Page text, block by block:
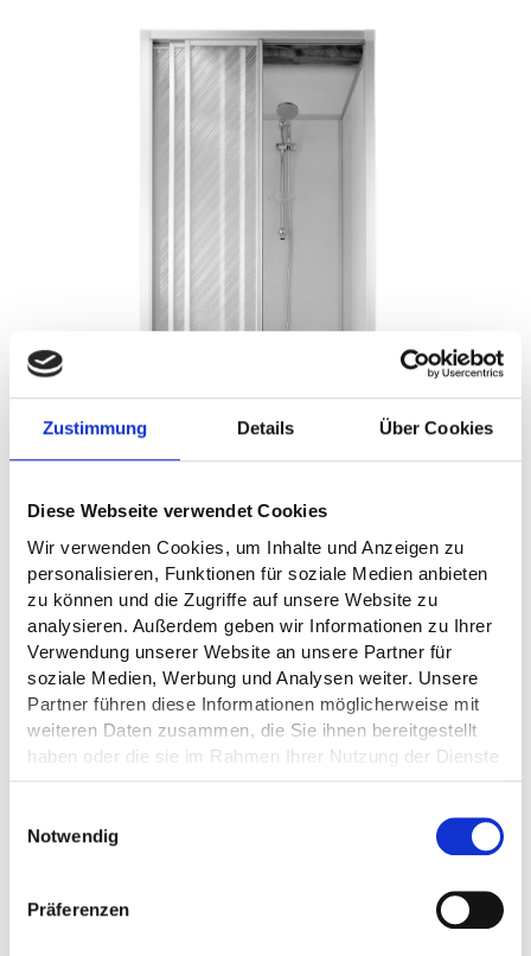
Zustimmung Details Über Cookies
Diese Webseite verwendet Cookies
Wir verwenden Cookies, um Inhalte und Anzeigen zu
personalisieren, Funktionen für soziale Medien anbieten
zu können und die Zugriffe auf unsere Website zu
analysieren. Außerdem geben wir Informationen zu Ihrer
Verwendung unserer Website an unsere Partner für
soziale Medien, Werbung und Analysen weiter. Unsere
Partner führen diese Informationen möglicherweise mit
weiteren Daten zusammen, die Sie ihnen bereitgestellt
haben oder die sie im Rahmen Ihrer Nutzung der Dienste
Notwendig
Präferenzen
Ihre mobile Dusche: Schnell und
unkompliziert mieten
Entdecken Sie unsere Mietoptionen für mobile Duschen –
Egal ob nach dem Sport, für lange Arbeitstage im Büro
oder einfach für die Frische zwischendurch, unsere
höchsten Komfort.